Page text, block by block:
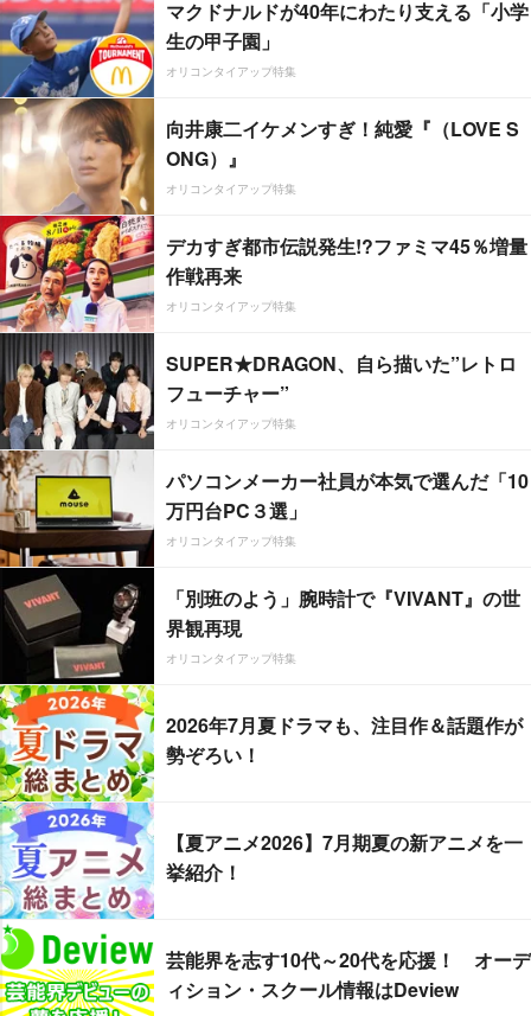
マクドナルドが40年にわたり支える「小学
生の甲子園」
オリコンタイアップ特集
向井康二イケメンすぎ！純愛『（LOVE S
ONG）』
オリコンタイアップ特集
デカすぎ都市伝説発生!?ファミマ45％増量
作戦再来
オリコンタイアップ特集
SUPER★DRAGON、自ら描いた”レトロ
フューチャー”
オリコンタイアップ特集
パソコンメーカー社員が本気で選んだ「10
万円台PC３選」
オリコンタイアップ特集
「別班のよう」腕時計で『VIVANT』の世
界観再現
オリコンタイアップ特集
2026年7月夏ドラマも、注目作＆話題作が
勢ぞろい！
【夏アニメ2026】7月期夏の新アニメを一
挙紹介！
芸能界を志す10代～20代を応援！ オーデ
ィション・スクール情報はDeview